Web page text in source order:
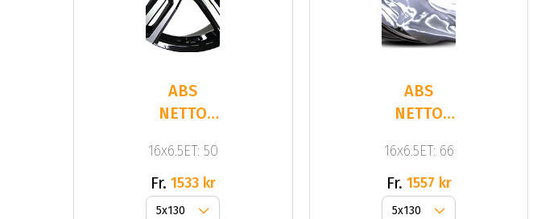
ABS
NETTO
Gloss
Black /
Pol
16x6.5ET: 50
Fr. 1533 kr
ABS
NETTO
BLACK
16x6.5ET: 66
Fr. 1557 kr